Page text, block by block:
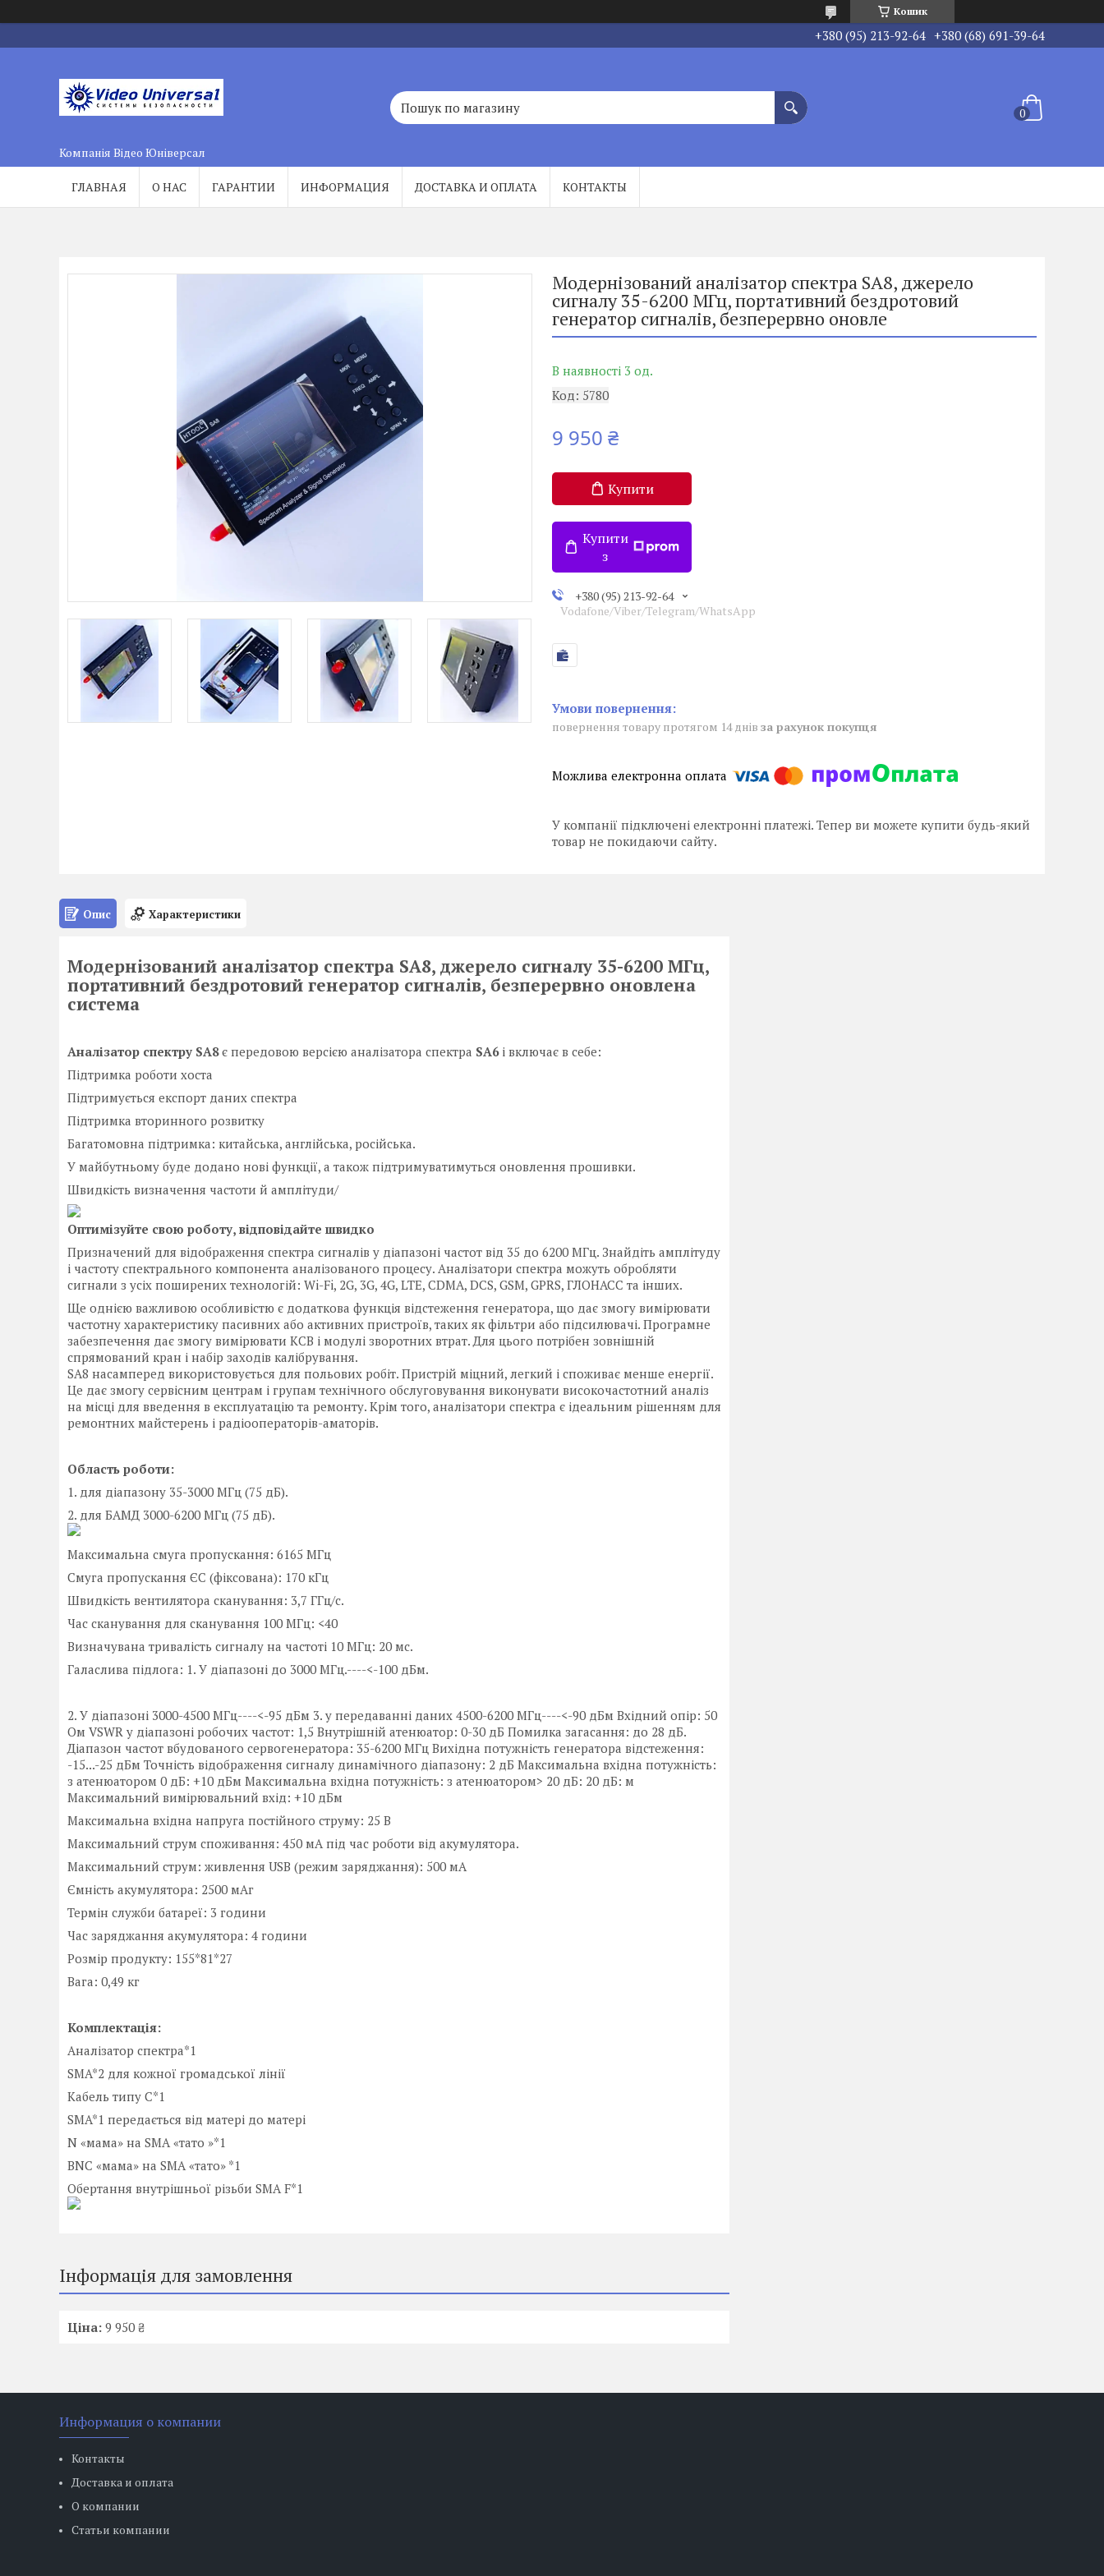
Кошик
+380 (95) 213-92-64 +380 (68) 691-39-64
Компанія Відео Юніверсал
ГЛАВНАЯ О НАС ГАРАНТИИ ИНФОРМАЦИЯ ДОСТАВКА И ОПЛАТА КОНТАКТЫ
Модернізований аналізатор спектра SA8, джерело
сигналу 35-6200 МГц, портативний бездротовий
генератор сигналів, безперервно оновле
В наявності 3 од.
Код: 5780
9 950 ₴
Купити
Купити
з
+380 (95) 213-92-64
Vodafone/Viber/Telegram/WhatsApp
повернення товару протягом 14 днів за рахунок покупця
У компанії підключені електронні платежі. Тепер ви можете купити будь-який
товар не покидаючи сайту.
Опис Характеристики
Модернізований аналізатор спектра SA8, джерело сигналу 35-6200 МГц,
портативний бездротовий генератор сигналів, безперервно оновлена
система
Аналізатор спектру SA8є передовою версією аналізатора спектра SA6і включає в себе:
Підтримка роботи хоста
Підтримується експорт даних спектра
Підтримка вторинного розвитку
Багатомовна підтримка: китайська, англійська, російська.
У майбутньому буде додано нові функції, а також підтримуватимуться оновлення прошивки.
Швидкість визначення частоти й амплітуди/
Оптимізуйте свою роботу, відповідайте швидко
Призначений для відображення спектра сигналів у діапазоні частот від 35 до 6200 МГц. Знайдіть амплітуду
і частоту спектрального компонента аналізованого процесу. Аналізатори спектра можуть обробляти
сигнали з усіх поширених технологій: Wi-Fi, 2G, 3G, 4G, LTE, CDMA, DCS, GSM, GPRS, ГЛОНАСС та інших.
Ще однією важливою особливістю є додаткова функція відстеження генератора, що дає змогу вимірювати
частотну характеристику пасивних або активних пристроїв, таких як фільтри або підсилювачі. Програмне
забезпечення дає змогу вимірювати КСВ і модулі зворотних втрат. Для цього потрібен зовнішній
спрямований кран і набір заходів калібрування.
SA8 насамперед використовується для польових робіт. Пристрій міцний, легкий і споживає менше енергії.
Це дає змогу сервісним центрам і групам технічного обслуговування виконувати високочастотний аналіз
на місці для введення в експлуатацію та ремонту. Крім того, аналізатори спектра є ідеальним рішенням для
ремонтних майстерень і радіооператорів-аматорів.
Область роботи:
1. для діапазону 35-3000 МГц (75 дБ).
2. для БАМД 3000-6200 МГц (75 дБ).
Максимальна смуга пропускання: 6165 МГц
Смуга пропускання ЄС (фіксована): 170 кГц
Швидкість вентилятора сканування: 3,7 ГГц/с.
Час сканування для сканування 100 МГц: <40
Визначувана тривалість сигналу на частоті 10 МГц: 20 мс.
Галаслива підлога: 1. У діапазоні до 3000 МГц.----<-100 дБм.
2. У діапазоні 3000-4500 МГц----<-95 дБм 3. у передаванні даних 4500-6200 МГц----<-90 дБм Вхідний опір: 50
Ом VSWR у діапазоні робочих частот: 1,5 Внутрішній атенюатор: 0-30 дБ Помилка загасання: до 28 дБ.
Діапазон частот вбудованого сервогенератора: 35-6200 МГц Вихідна потужність генератора відстеження:
-15...-25 дБм Точність відображення сигналу динамічного діапазону: 2 дБ Максимальна вхідна потужність:
з атенюатором 0 дБ: +10 дБм Максимальна вхідна потужність: з атенюатором> 20 дБ: 20 дБ: м
Максимальний вимірювальний вхід: +10 дБм
Максимальна вхідна напруга постійного струму: 25 В
Максимальний струм споживання: 450 мА під час роботи від акумулятора.
Максимальний струм: живлення USB (режим заряджання): 500 мА
Ємність акумулятора: 2500 мАг
Термін служби батареї: 3 години
Час заряджання акумулятора: 4 години
Розмір продукту: 155*81*27
Вага: 0,49 кг
Комплектація:
Аналізатор спектра*1
SMA*2 для кожної громадської лінії
Кабель типу C*1
SMA*1 передається від матері до матері
N «мама» на SMA «тато »*1
BNC «мама» на SMA «тато» *1
Обертання внутрішньої різьби SMA F*1
Інформація для замовлення
Ціна: 9 950 ₴
Информация о компании
Контакты
Доставка и оплата
О компании
Статьи компании